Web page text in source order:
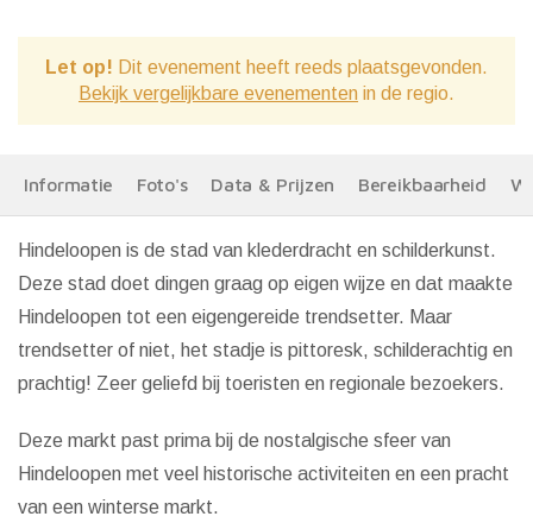
Let op! Dit evenement heeft reeds plaatsgevonden.
Bekijk vergelijkbare evenementen in de regio.
Informatie Foto's Data & Prijzen Bereikbaarheid
Hindeloopen is de stad van klederdracht en schilderkunst.
Deze stad doet dingen graag op eigen wijze en dat maakte
Hindeloopen tot een eigengereide trendsetter. Maar
trendsetter of niet, het stadje is pittoresk, schilderachtig en
prachtig! Zeer geliefd bij toeristen en regionale bezoekers.
Deze markt past prima bij de nostalgische sfeer van
Hindeloopen met veel historische activiteiten en een pracht
van een winterse markt.